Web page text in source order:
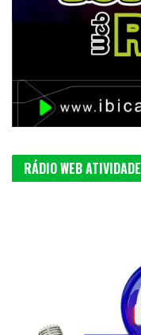
RÁDIO WEB ATIVIDADE